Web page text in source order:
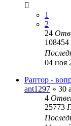
1
2
24
108454
04 ноя
Раптор -
ant1297 » 30
4
25773